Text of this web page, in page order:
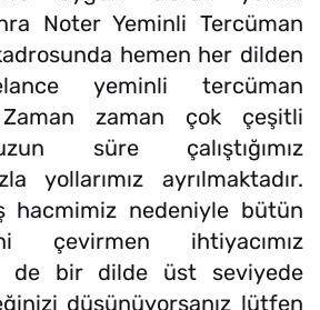
Noter Yeminli Tercüman
hemen her dilden
yeminli tercüman
Zaman zaman çok çeşitli
süre çalıştığımız
yollarımız ayrılmaktadır.
hacmimiz nedeniyle bütün
çevirmen ihtiyacımız
de bir dilde üst seviyede
düşünüyorsanız lütfen